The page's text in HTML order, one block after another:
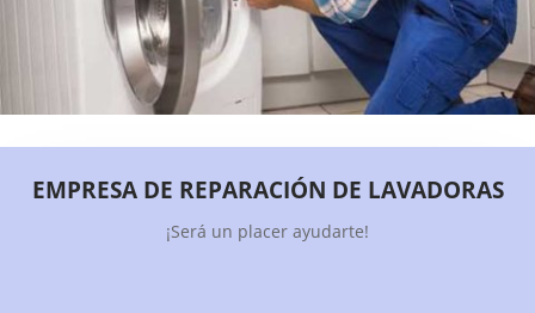
EMPRESA DE REPARACIÓN DE LAVADORAS
¡Será un placer ayudarte!